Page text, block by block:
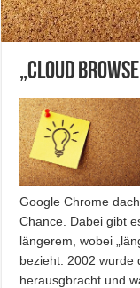
„Cloud
Google Chrome
Chance. Dabei gibt
längerem, wobei
bezieht. 2002 wurde
herausgbracht und